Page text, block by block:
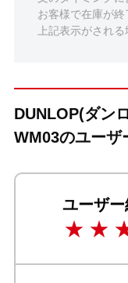
お客様で在庫が
上記表示がされ
DUNLOP(ダン
WM03のユーザ
ユーザ